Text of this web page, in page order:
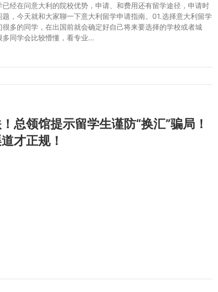
已经在问意大利的院校优势，申请、和费用还有留学途径，申请时
题，今天就和大家聊一下意大利留学申请指南。01.选择意大利留学
很多的同学，在出国前就会确定好自己将来要选择的学校或者城
多同学会比较懵懂，看专业...
总领馆提示留学生谨防“换汇”骗局！
才正规！